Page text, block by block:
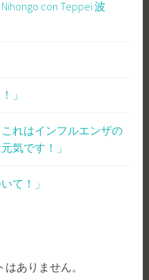
con Teppei 波
」
れはインフルエンザの
気です！」
て！」
ありません。